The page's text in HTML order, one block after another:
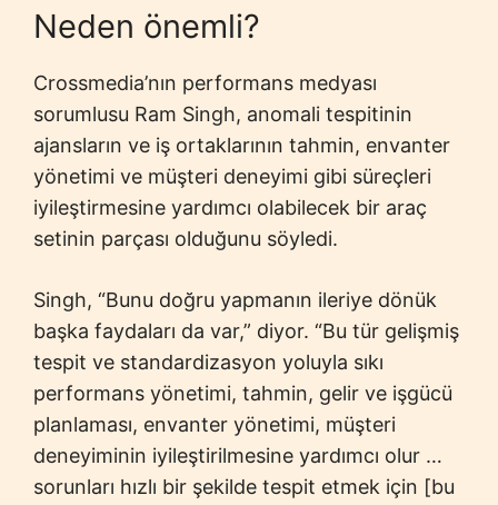
Neden önemli?
Crossmedia’nın performans medyası
sorumlusu Ram Singh, anomali tespitinin
ajansların ve iş ortaklarının tahmin, envanter
yönetimi ve müşteri deneyimi gibi süreçleri
iyileştirmesine yardımcı olabilecek bir araç
setinin parçası olduğunu söyledi.
Singh, “Bunu doğru yapmanın ileriye dönük
başka faydaları da var,” diyor. “Bu tür gelişmiş
tespit ve standardizasyon yoluyla sıkı
performans yönetimi, tahmin, gelir ve işgücü
planlaması, envanter yönetimi, müşteri
deneyiminin iyileştirilmesine yardımcı olur …
sorunları hızlı bir şekilde tespit etmek için [bu